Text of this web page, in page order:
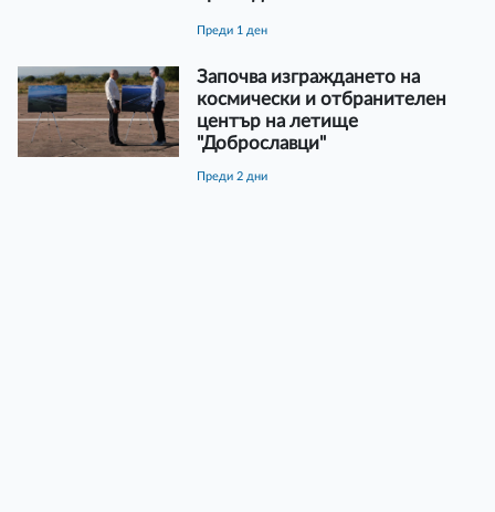
преди 1 ден
Започва изграждането на
космически и отбранителен
център на летище
"Доброславци"
преди 2 дни